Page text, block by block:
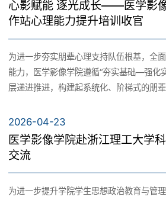
就业服务
校友动态
历届校友
心影赋能 逐光成长——医学影
作站心理能力提升培训收官
为进一步夯实朋辈心理支持队伍根基，全
能力，医学影像学院遵循“夯实基础—强化
层递进推进，构建起系统化、阶梯式的朋辈
扶培训，以两校区联动、线上线下同步的
圆满收官。
2026-04-23
医学影像学院赴浙江理工大学
交流
为进一步提升学院学生思想政治教育与管